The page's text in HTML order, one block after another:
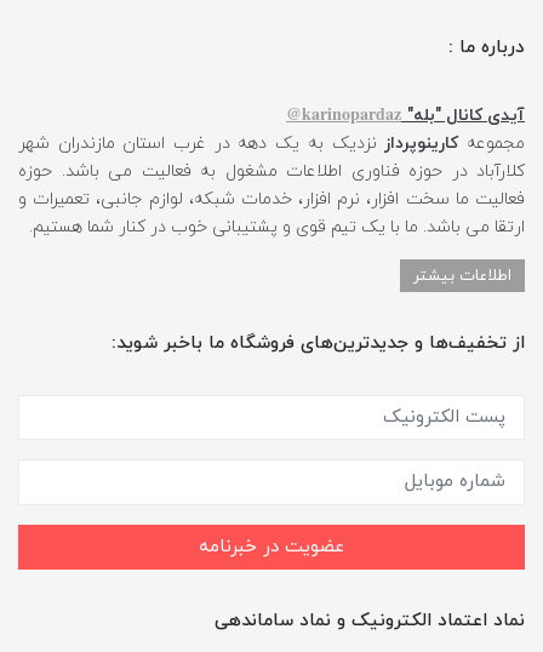
درباره ما :
آیدی کانال "بله" karinopardaz@
مجموعهکارینوپرداز نزدیک به یک دهه در غرب استان مازندران شهر
کلارآباد در حوزه فناوری اطلاعات مشغول به فعالیت می باشد. حوزه
فعالیت ما سخت افزار، نرم افزار، خدمات شبکه، لوازم جانبی، تعمیرات و
ارتقا می باشد. ما با یک تیم قوی و پشتیبانی خوب در کنار شما هستیم.
اطلاعات بیشتر
از تخفیف‌ها و جدیدترین‌های فروشگاه ما باخبر شوید:
عضویت در خبرنامه
نماد اعتماد الکترونیک و نماد ساماندهی